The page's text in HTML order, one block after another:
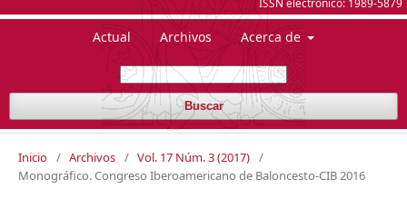
Actual Archivos Acerca de
Buscar
Inicio / Archivos / Vol. 17 Núm. 3 (2017) /
Monográfico. Congreso Iberoamericano de Baloncesto-CIB 2016